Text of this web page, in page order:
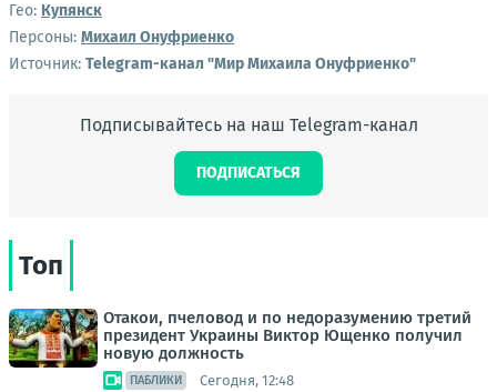
Гео: Купянск
Персоны: Михаил Онуфриенко
Источник: Telegram-канал "Мир Михаила Онуфриенко"
Подписывайтесь на наш Telegram-канал
ПОДПИСАТЬСЯ
Топ
Отакои, пчеловод и по недоразумению третий
президент Украины Виктор Ющенко получил
новую должность
ПАБЛИКИ Сегодня, 12:48